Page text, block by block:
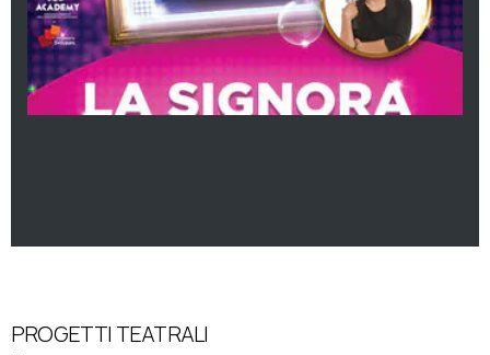
PROGETTI TEATRALI